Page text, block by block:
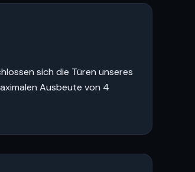
sich die Türen unseres
Ausbeute von 4